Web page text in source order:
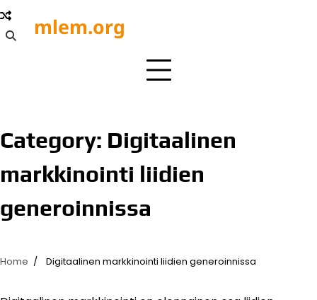
Skip
to
content
mlem.org
Category: Digitaalinen
markkinointi liidien
generoinnissa
Home Digitaalinen markkinointi liidien generoinnissa